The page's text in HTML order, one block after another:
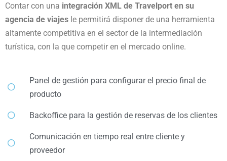
Contar con una integración XML de Travelport en su
agencia de viajes le permitirá disponer de una herramienta
altamente competitiva en el sector de la intermediación
turística, con la que competir en el mercado online.
Panel de gestión para configurar el precio final de
producto
Backoffice para la gestión de reservas de los clientes
Comunicación en tiempo real entre cliente y
proveedor